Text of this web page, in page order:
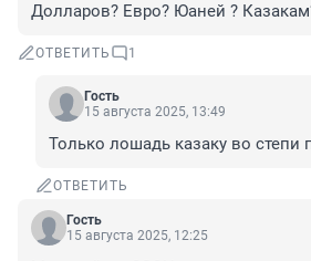
Долларов? Евро? Юаней ?
ОТВЕТИТЬ 1
Гость
15 августа 2025, 13:49
Только лошадь казаку во степи
ОТВЕТИТЬ
Гость
15 августа 2025, 12:25